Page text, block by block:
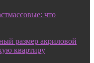
что
размер акриловой
квартиру